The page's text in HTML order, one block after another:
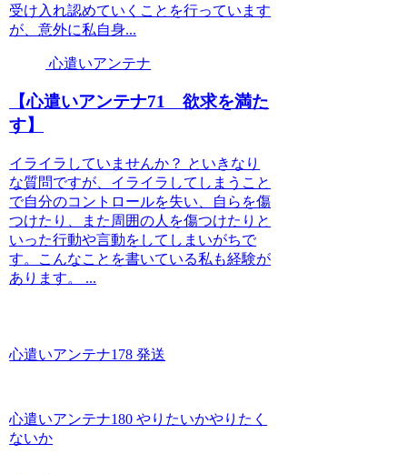
受け入れ認めていくことを行っています
が、意外に私自身...
心遣いアンテナ
【心遣いアンテナ71 欲求を満た
す】
イライラしていませんか？ といきなり
な質問ですが、イライラしてしまうこと
で自分のコントロールを失い、自らを傷
つけたり、また周囲の人を傷つけたりと
いった行動や言動をしてしまいがちで
す。こんなことを書いている私も経験が
あります。 ...
心遣いアンテナ178 発送
心遣いアンテナ180 やりたいかやりたく
ないか